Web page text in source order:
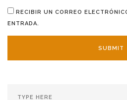
RECIBIR UN CORREO
ENTRADA.